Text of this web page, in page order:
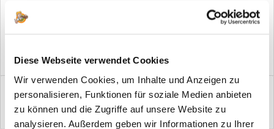
Diese Webseite verwendet Cookies
Wir verwenden Cookies, um Inhalte und Anzeigen zu
personalisieren, Funktionen für soziale Medien anbieten
zu können und die Zugriffe auf unsere Website zu
analysieren. Außerdem geben wir Informationen zu Ihrer
Vorteile
Windfangelemente online am Bildschirm konfigurieren und
einbaufertig bestellen. In wenigen...